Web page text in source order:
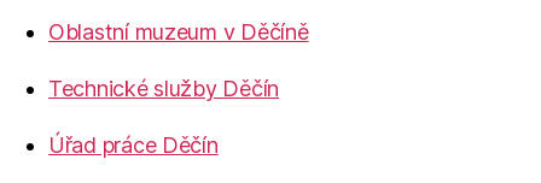
Oblastní muzeum v Děčíně
Technické služby Děčín
Úřad práce Děčín